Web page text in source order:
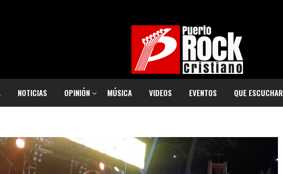
NOTICIAS OPINIÓN MÚSICA VIDEOS EVENTOS QUE ESCUCHAR